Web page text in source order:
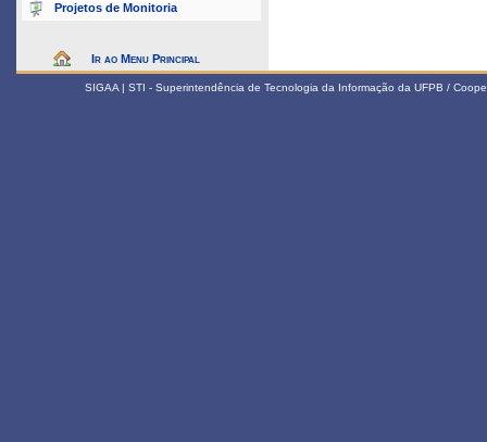
Projetos de Monitoria
Ir ao Menu Principal
SIGAA | STI - Superintendência de Tecnologia da Informação da UFPB /